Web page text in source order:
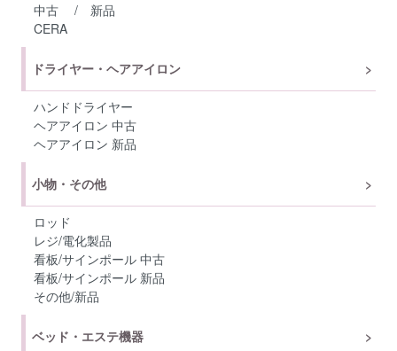
中古 /
新品
CERA
ドライヤー・ヘアアイロン
ハンドドライヤー
ヘアアイロン 中古
ヘアアイロン 新品
小物・その他
ロッド
レジ/電化製品
看板/サインポール 中古
看板/サインポール 新品
その他/新品
ベッド・エステ機器